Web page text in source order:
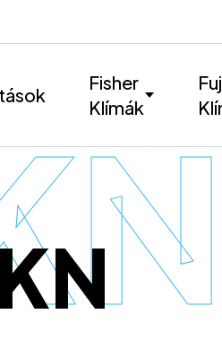
Fisher
Klímák